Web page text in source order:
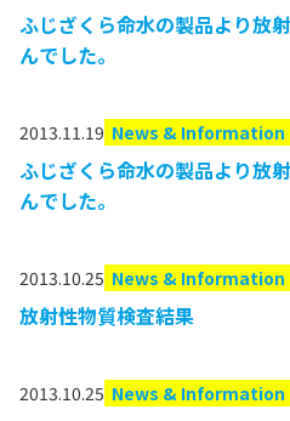
ふじざくら命水の製品より放
んでした。
2013.11.19 News & Information
ふじざくら命水の製品より放
んでした。
2013.10.25 News & Information
放射性物質検査結果
2013.10.25 News & Information